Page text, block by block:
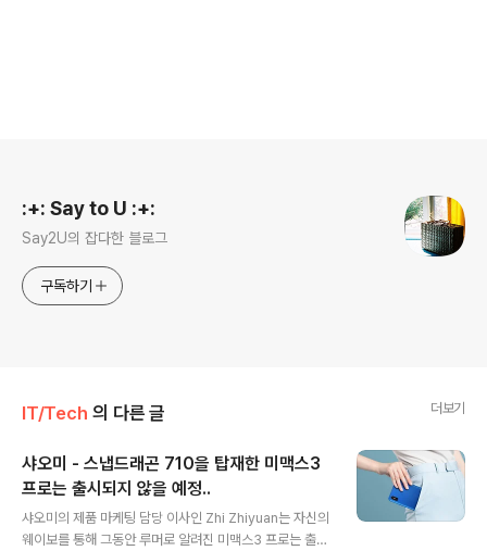
:+: Say to U :+:
Say2U의 잡다한 블로그
구독하기
IT/Tech 의 다른 글 더보기
샤오미 - 스냅드래곤 710을 탑재한 미맥스3
프로는 출시되지 않을 예정..
샤오미의 제품 마케팅 담당 이사인 Zhi Zhiyuan는 자신의
웨이보를 통해 그동안 루머로 알려진 미맥스3 프로는 출시